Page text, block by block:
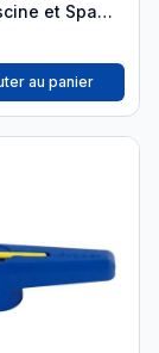
et Spa
au panier